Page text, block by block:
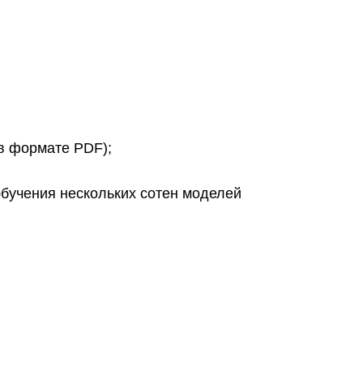
формате PDF);
нескольких сотен моделей